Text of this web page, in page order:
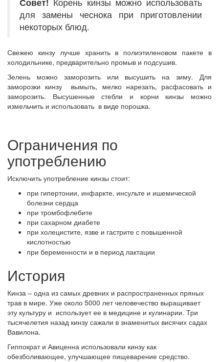
для замены чеснока при приготовлении
некоторых блюд.
Свежею кинзу лучше хранить в полиэтиленовом пакете в
холодильнике, предварительно промыв и подсушив.
Зелень можно заморозить или высушить на зиму. Для
заморозки кинзу вымыть, мелко нарезать, расфасовать и
заморозить. Высушенные стебли и корни кинзы можно
измельчить и использовать в виде порошка.
Ограничения по
употреблению
Исключить употребление кинзы стоит:
при гипертонии, инфаркте, инсульте и ишемической
болезни сердца
при тромбофлебите
при сахарном диабете
при холецистите, язве и гастрите с повышенной
кислотностью
при беременности и в период лактации
История
Кинза – одна из самых древних и распространенных пряных
трав в мире. Уже около 5000 лет человечество выращивает
эту культуру и использует ее в медицине и кулинарии. Три
тысячелетия назад кинзу сажали в знаменитых висячих садах
Вавилона.
Гиппократ и Авиценна использовали кинзу как
обезболивающее, улучшающее пищеварение средство.